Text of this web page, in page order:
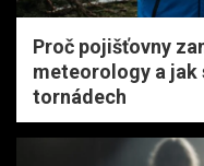
Proč pojišťovny
meteorology a jak
tornádech